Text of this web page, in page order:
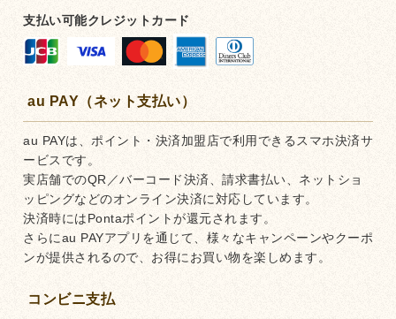
支払い可能クレジットカード
au PAY（ネット支払い）
au PAYは、ポイント・決済加盟店で利用できるスマホ決済サ
ービスです。
実店舗でのQR／バーコード決済、請求書払い、ネットショ
ッピングなどのオンライン決済に対応しています。
決済時にはPontaポイントが還元されます。
さらにau PAYアプリを通じて、様々なキャンペーンやクーポ
ンが提供されるので、お得にお買い物を楽しめます。
コンビニ支払